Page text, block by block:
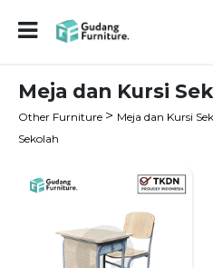
Meja dan Kursi
Other Furniture > Meja dan Kursi
Sekolah